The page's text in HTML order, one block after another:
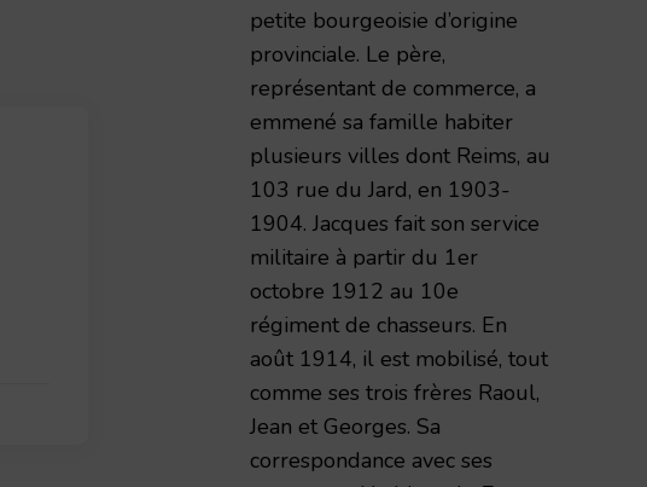
petite bourgeoisie d’origine
provinciale. Le père,
représentant de commerce, a
emmené sa famille habiter
plusieurs villes dont Reims, au
103 rue du Jard, en 1903-
1904. Jacques fait son service
militaire à partir du 1er
octobre 1912 au 10e
régiment de chasseurs. En
août 1914, il est mobilisé, tout
comme ses trois frères Raoul,
Jean et Georges. Sa
correspondance avec ses